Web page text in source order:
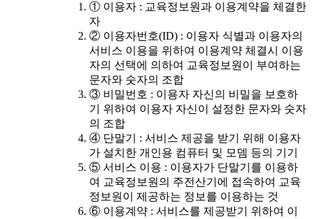
① 이용자 : 교육정보원과 이용계약을 체결한
자
② 이용자번호(ID) : 이용자 식별과 이용자의
서비스 이용을 위하여 이용계약 체결시 이용
자의 선택에 의하여 교육정보원이 부여하는
문자와 숫자의 조합
③ 비밀번호 : 이용자 자신의 비밀을 보호하
기 위하여 이용자 자신이 설정한 문자와 숫자
의 조합
④ 단말기 : 서비스 제공을 받기 위해 이용자
가 설치한 개인용 컴퓨터 및 모뎀 등의 기기
⑤ 서비스 이용 : 이용자가 단말기를 이용하
여 교육정보원의 주전산기에 접속하여 교육
정보원이 제공하는 정보를 이용하는 것
⑥ 이용계약 : 서비스를 제공받기 위하여 이